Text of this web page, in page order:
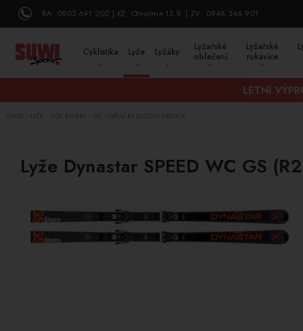
BA: 0903 691 202 KE: Otvoríme 15.9. ZV: 0948 346 901
Cyklistika Lyže Lyžáky
Lyžařské
oblečení
Lyžařské
rukavice
LETNÍ
ÚVOD LYŽE LYŽE EXPERT GS - OBŘAČKY DLOUHÝ OBLOUK
Lyže Dynastar SPEED WC GS